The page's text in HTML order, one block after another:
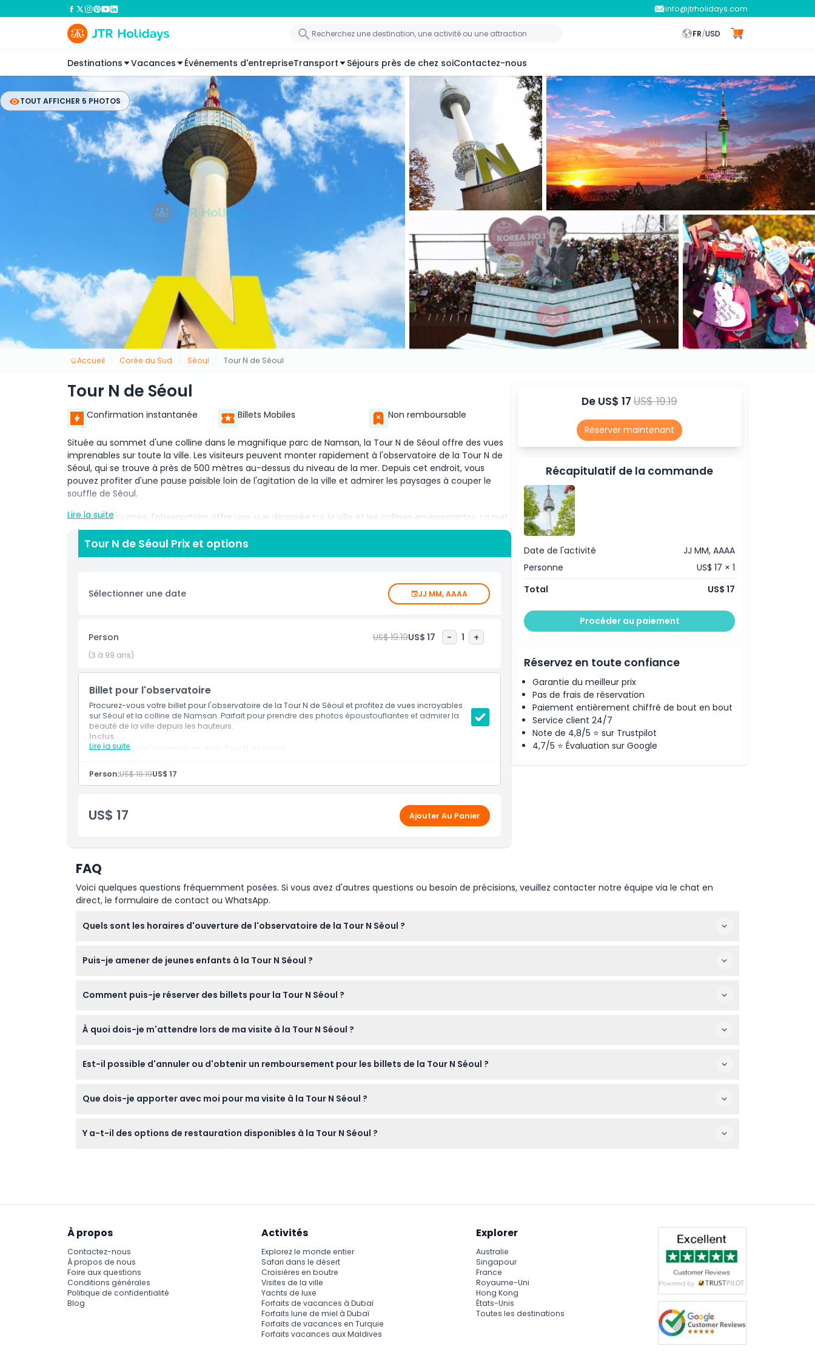
info@jtrholidays.com
FR/USD
Destinations Vacances Événements d'entrepriseTransport Séjours près de chez soiContactez-nous
TOUT AFFICHER 5 PHOTOS
Accueil Corée du Sud Séoul Tour N de Séoul
Tour N de Séoul
Confirmation instantanée Billets Mobiles Non remboursable
Située au sommet d'une colline dans le magnifique parc de Namsan, la Tour N de Séoul offre des vues
imprenables sur toute la ville. Les visiteurs peuvent monter rapidement à l'observatoire de la Tour N de
Séoul, qui se trouve à près de 500 mètres au-dessus du niveau de la mer. Depuis cet endroit, vous
pouvez profiter d'une pause paisible loin de l'agitation de la ville et admirer les paysages à couper le
souffle de Séoul.
Pendant la journée, l'observatoire offre une vue dégagée sur la ville et les collines environnantes. La nuit,
le paysage se transforme en un spectacle magique alors que les lumières de la ville scintillent aux côtés
des étoiles. C'est une occasion unique de voir Séoul sous une perspective complètement différente.
Séoul offre une expérience mémorable qui capture la beauté et le charme de Séoul.
Points forts
Politique enfant/adulte
Exclus
Heures d'ouverture
Comment s'y rendre
Comment échanger
Lire la suite
Tour N de Séoul Prix et options
Sélectionner une date JJ MM, AAAA
Person US$ 19.19US$ 17 - 1 +
(3 à 99 ans)
Billet pour l'observatoire
Procurez-vous votre billet pour l'observatoire de la Tour N de Séoul et profitez de vues incroyables
sur Séoul et la colline de Namsan. Parfait pour prendre des photos époustouflantes et admirer la
beauté de la ville depuis les hauteurs.
Lire la suite
Inclus
1 billet pour l'observatoire de la Tour N de Séoul
1 Yakgwa (pâtisserie coréenne au miel).
Person:US$ 19.19US$ 17
US$ 17 Ajouter Au Panier
De US$ 17US$ 19.19
Réserver maintenant
Récapitulatif de la commande
Date de l'activité
JJ MM, AAAA
Personne
US$ 17 × 1
Total
US$ 17
Procéder au paiement
Réservez en toute confiance
Garantie du meilleur prix
Pas de frais de réservation
Paiement entièrement chiffré de bout en bout
Service client 24/7
Note de 4,8/5 ⭐ sur Trustpilot
4,7/5 ⭐ Évaluation sur Google
FAQ
Voici quelques questions fréquemment posées. Si vous avez d'autres questions ou besoin de précisions, veuillez contacter notre équipe via le chat en
direct, le formulaire de contact ou WhatsApp.
Quels sont les horaires d'ouverture de l'observatoire de la Tour N Séoul ?
fermeture (sujet à changement — veuillez confirmer au moment de la réservation).
Puis-je amener de jeunes enfants à la Tour N Séoul ?
d'âge.
Comment puis-je réserver des billets pour la Tour N Séoul ?
préférées.
À quoi dois-je m'attendre lors de ma visite à la Tour N Séoul ?
Séoul, et aurez des options pour manger ou faire du shopping dans la tour.
Est-il possible d'annuler ou d'obtenir un remboursement pour les billets de la Tour N Séoul ?
Que dois-je apporter avec moi pour ma visite à la Tour N Séoul ?
comptez profiter des vues extérieures.
Y a-t-il des options de restauration disponibles à la Tour N Séoul ?
À propos
Contactez-nous
À propos de nous
Foire aux questions
Conditions générales
Politique de confidentialité
Blog
Activités
Explorez le monde entier
Safari dans le désert
Croisières en boutre
Visites de la ville
Yachts de luxe
Forfaits de vacances à Dubaï
Forfaits lune de miel à Dubaï
Forfaits de vacances en Turquie
Forfaits vacances aux Maldives
Explorer
Australie
Singapour
France
Royaume-Uni
Hong Kong
États-Unis
Toutes les destinations